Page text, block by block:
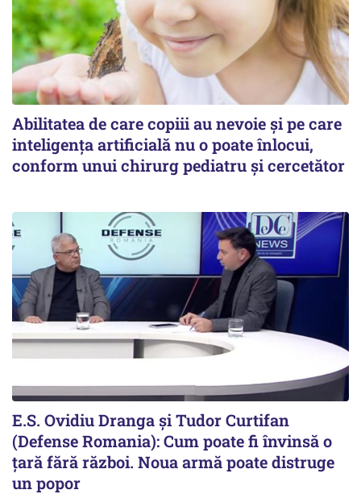
Abilitatea de care copiii au nevoie și pe care
inteligența artificială nu o poate înlocui,
conform unui chirurg pediatru și cercetător
E.S. Ovidiu Dranga și Tudor Curtifan
(Defense Romania): Cum poate fi învinsă o
țară fără război. Noua armă poate distruge
un popor